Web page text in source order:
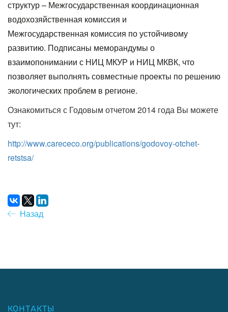
структур – Межгосударственная координационная
водохозяйственная комиссия и
Межгосударственная комиссия по устойчивому
развитию. Подписаны меморандумы о
взаимопонимании с НИЦ МКУР и НИЦ МКВК, что
позволяет выполнять совместные проекты по решению
экологических проблем в регионе.
Ознакомиться с Годовым отчетом 2014 года Вы можете
тут:
http://www.carececo.org/publications/godovoy-otchet-
retstsa/
Назад
КОНТАКТЫ